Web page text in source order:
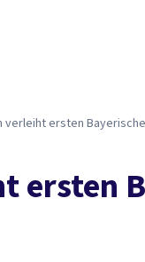
ver­leiht ers­ten
ers­ten